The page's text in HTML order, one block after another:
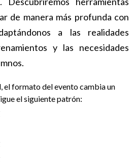
de manera más profunda con
a las realidades
y las necesidades
el formato del evento cambia un
el siguiente patrón: